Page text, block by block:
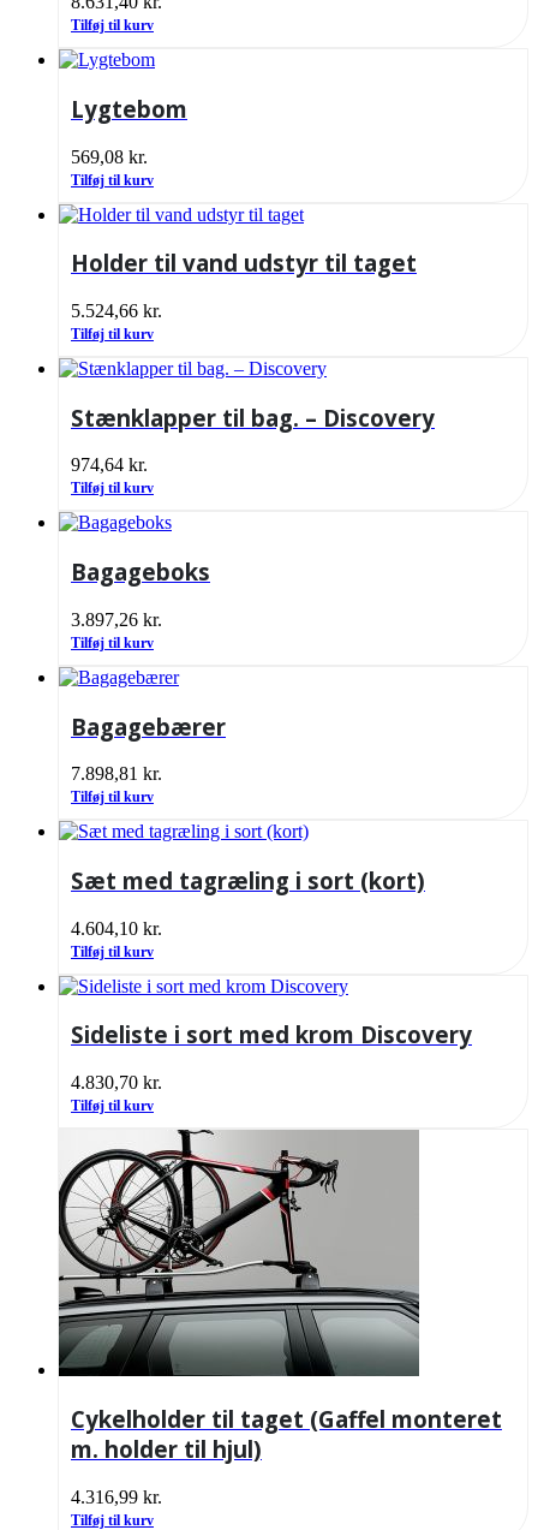
Tilføj til kurv
Lygtebom
569,08 kr.
Tilføj til kurv
Holder til vand udstyr til taget
5.524,66 kr.
Tilføj til kurv
Stænklapper til bag. – Discovery
974,64 kr.
Tilføj til kurv
Bagageboks
3.897,26 kr.
Tilføj til kurv
Bagagebærer
7.898,81 kr.
Tilføj til kurv
Sæt med tagræling i sort (kort)
4.604,10 kr.
Tilføj til kurv
Sideliste i sort med krom Discovery
4.830,70 kr.
Tilføj til kurv
Cykelholder til taget (Gaffel monteret
m. holder til hjul)
4.316,99 kr.
Tilføj til kurv